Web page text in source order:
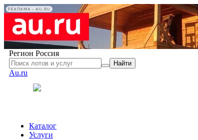
РЕКЛАМА • AU.RU
Регион Россия
Найти
Au.ru
Каталог
Услуги